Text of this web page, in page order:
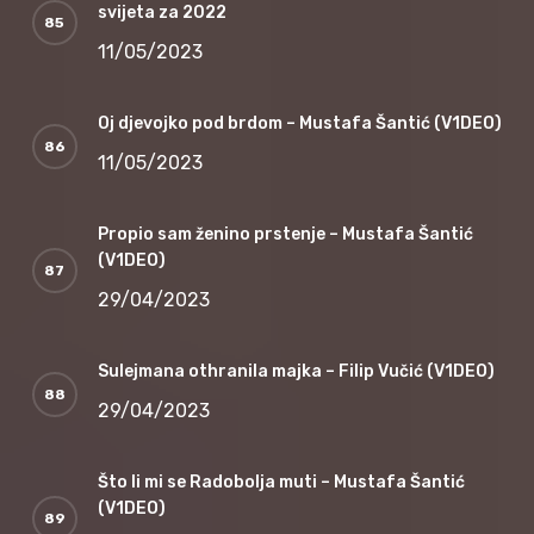
svijeta za 2022
11/05/2023
Oj djevojko pod brdom – Mustafa Šantić (V1DEO)
11/05/2023
Propio sam ženino prstenje – Mustafa Šantić
(V1DEO)
29/04/2023
Sulejmana othranila majka – Filip Vučić (V1DEO)
29/04/2023
Što li mi se Radobolja muti – Mustafa Šantić
(V1DEO)